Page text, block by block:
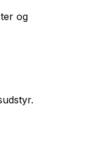
og